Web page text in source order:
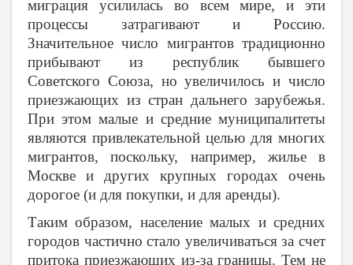
миграция усилилась во всем мире, и эти
процессы затрагивают и Россию.
Значительное число мигрантов традиционно
прибывают из республик бывшего
Советского Союза, но увеличилось и число
приезжающих из стран дальнего зарубежья.
При этом малые и средние муниципалитеты
являются привлекательной целью для многих
мигрантов, поскольку, например, жилье в
Москве и других крупных городах очень
дорогое (и для покупки, и для аренды).
Таким образом, население малых и средних
городов частично стало увеличиваться за счет
притока приезжающих из-за границы. Тем не